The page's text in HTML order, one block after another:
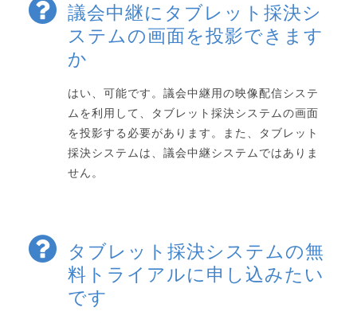
議会中継にタブレット採決シ
ステムの画面を投影できます
か
はい、可能です。議会中継用の映像配信システ
ムを利用して、タブレット採決システムの画面
を投影する必要があります。また、タブレット
採決システムは、議会中継システムではありま
せん。
タブレット採決システムの無
料トライアルに申し込みたい
です